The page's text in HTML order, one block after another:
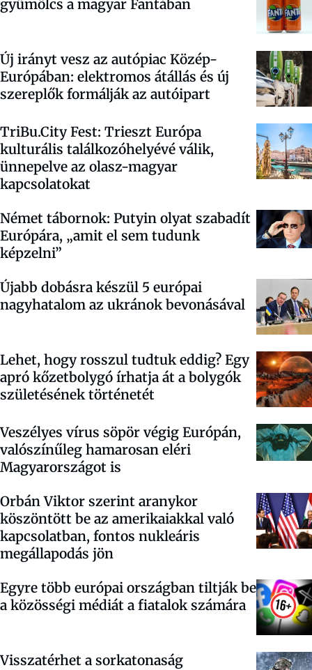
gyümölcs a magyar Fantában
Új irányt vesz az autópiac Közép-
Európában: elektromos átállás és új
szereplők formálják az autóipart
TriBu.City Fest: Trieszt Európa
kulturális találkozóhelyévé válik,
ünnepelve az olasz-magyar
kapcsolatokat
Német tábornok: Putyin olyat szabadít
Európára, „amit el sem tudunk
képzelni”
Újabb dobásra készül 5 európai
nagyhatalom az ukránok bevonásával
Lehet, hogy rosszul tudtuk eddig? Egy
apró kőzetbolygó írhatja át a bolygók
születésének történetét
Veszélyes vírus söpör végig Európán,
valószínűleg hamarosan eléri
Magyarországot is
Orbán Viktor szerint aranykor
köszöntött be az amerikaiakkal való
kapcsolatban, fontos nukleáris
megállapodás jön
Egyre több európai országban tiltják be
a közösségi médiát a fiatalok számára
Visszatérhet a sorkatonaság